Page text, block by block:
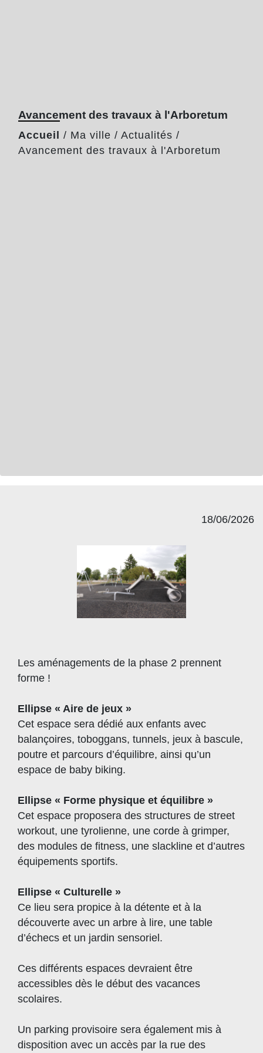
Avancement des travaux à l'Arboretum
Accueil / Ma ville / Actualités /
Avancement des travaux à l'Arboretum
18/06/2026
Les aménagements de la phase 2 prennent
forme !
Ellipse « Aire de jeux »
Cet espace sera dédié aux enfants avec
balançoires, toboggans, tunnels, jeux à bascule,
poutre et parcours d’équilibre, ainsi qu’un
espace de baby biking.
Ellipse « Forme physique et équilibre »
Cet espace proposera des structures de street
workout, une tyrolienne, une corde à grimper,
des modules de fitness, une slackline et d’autres
équipements sportifs.
Ellipse « Culturelle »
Ce lieu sera propice à la détente et à la
découverte avec un arbre à lire, une table
d’échecs et un jardin sensoriel.
Ces différents espaces devraient être
accessibles dès le début des vacances
scolaires.
Un parking provisoire sera également mis à
disposition avec un accès par la rue des